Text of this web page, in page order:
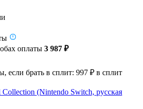
оплаты 3 987 ₽
если брать в сплит: 997 ₽ в сплит
(Nintendo Switch, русская